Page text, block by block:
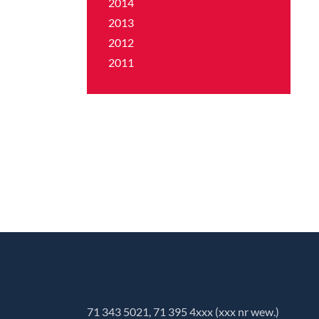
2014
2013
2012
2011
71 343 5021, 71 395 4xxx (xxx nr wew.)